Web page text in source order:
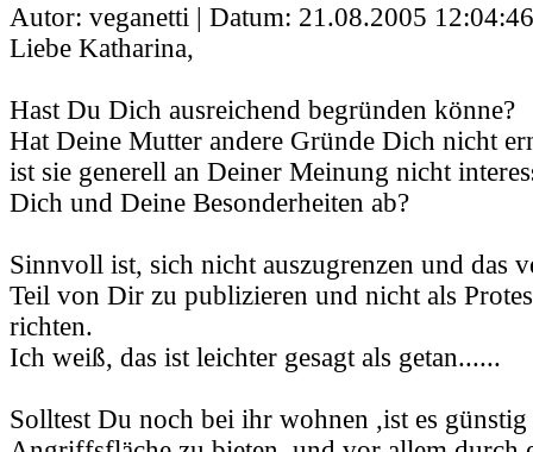
Autor: veganetti | Datum: 21.08.2005 12:04:46
Liebe Katharina,
Hast Du Dich ausreichend begründen könne?
Hat Deine Mutter andere Gründe Dich nicht
ist sie generell an Deiner Meinung nicht
Dich und Deine Besonderheiten ab?
Sinnvoll ist, sich nicht auszugrenzen und das
Teil von Dir zu publizieren und nicht als
richten.
Ich weiß, das ist leichter gesagt als getan......
Solltest Du noch bei ihr wohnen ,ist es